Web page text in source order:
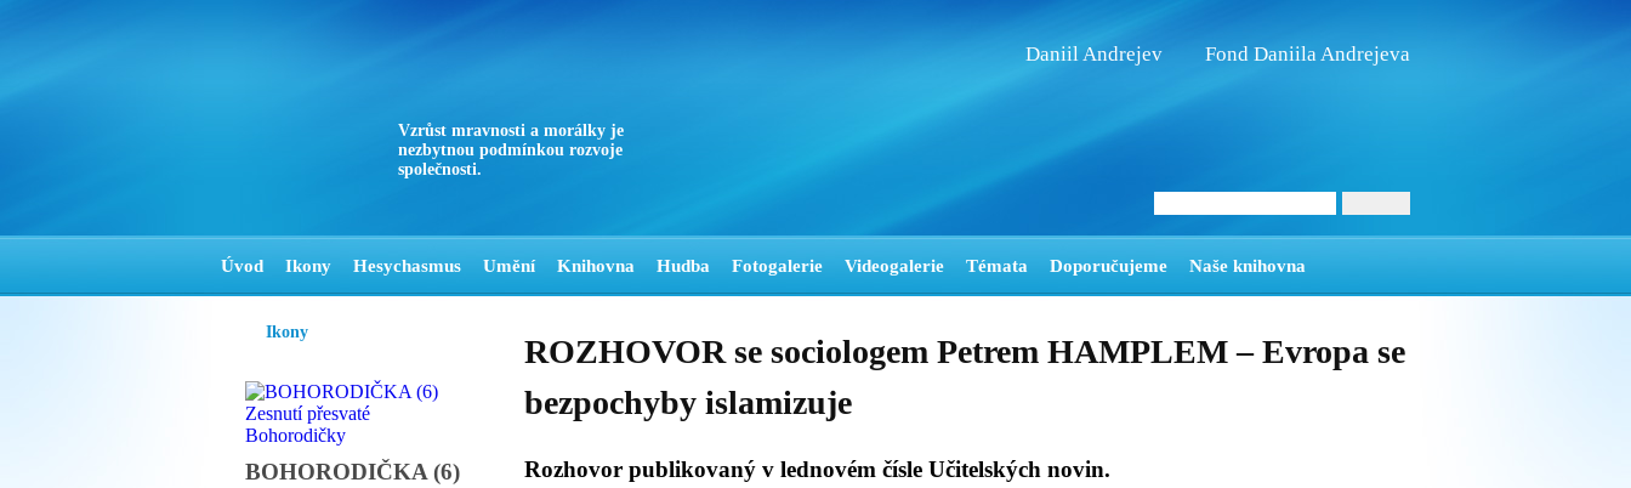
Vzrůst mravnosti a morálky je
nezbytnou podmínkou rozvoje
společnosti.
Daniil Andrejev Fond Daniila Andrejeva
Úvod Ikony Hesychasmus Umění Knihovna Hudba Fotogalerie Videogalerie Témata Doporučujeme Naše knihovna
Ikony
BOHORODIČKA (6)
ROZHOVOR se sociologem Petrem HAMPLEM – Evropa se
bezpochyby islamizuje
Rozhovor publikovaný v lednovém čísle Učitelských novin.